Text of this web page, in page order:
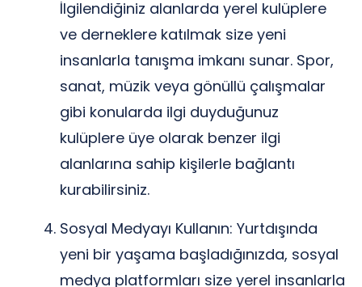
İlgilendiğiniz alanlarda yerel kulüplere
ve derneklere katılmak size yeni
insanlarla tanışma imkanı sunar. Spor,
sanat, müzik veya gönüllü çalışmalar
gibi konularda ilgi duyduğunuz
kulüplere üye olarak benzer ilgi
alanlarına sahip kişilerle bağlantı
kurabilirsiniz.
Sosyal Medyayı Kullanın: Yurtdışında
yeni bir yaşama başladığınızda, sosyal
medya platformları size yerel insanlarla